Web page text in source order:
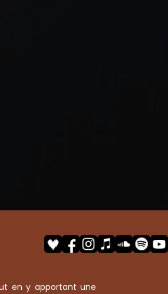
en y apportant une